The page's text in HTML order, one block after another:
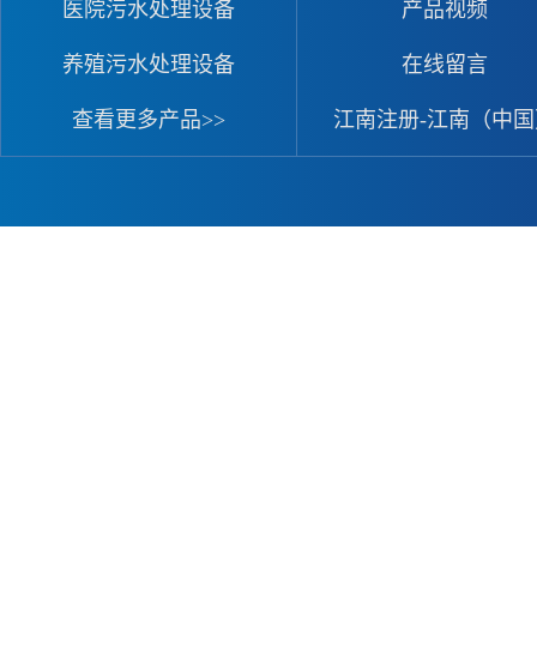
医院污水处理设备
养殖污水处理设备
查看更多产品>>
产品视频
在线留言
江南注册-江南（中